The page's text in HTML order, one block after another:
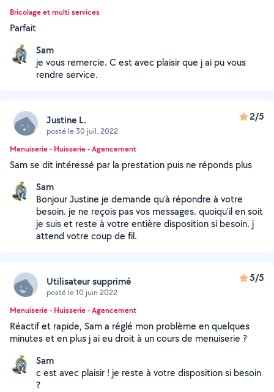
Bricolage et multi services
Parfait
Sam
je vous remercie. C est avec plaisir que j ai pu vous
rendre service.
Justine L.
posté le 30 juil. 2022
2/5
Menuiserie - Huisserie - Agencement
Sam se dit intéressé par la prestation puis ne réponds plus
Sam
Bonjour Justine je demande qu'à répondre à votre
besoin. je ne reçois pas vos messages. quoiqu'il en soit
je suis et reste à votre entière disposition si besoin. j
attend votre coup de fil.
Utilisateur supprimé
posté le 10 juin 2022
5/5
Menuiserie - Huisserie - Agencement
Réactif et rapide, Sam a réglé mon problème en quelques
minutes et en plus j ai eu droit à un cours de menuiserie ?
Sam
c est avec plaisir ! je reste à votre disposition si besoin
?